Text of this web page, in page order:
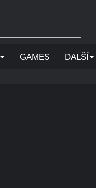
GAMES DALŠÍ